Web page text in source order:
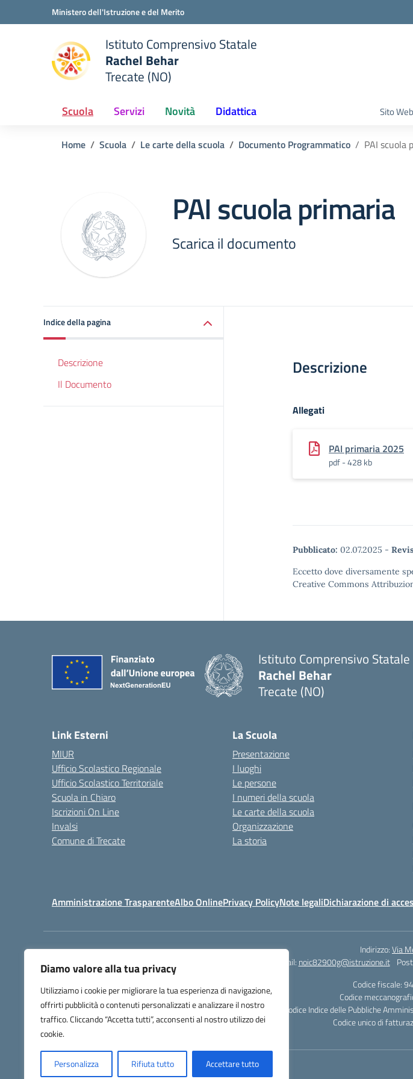
Diamo valore alla tua privacy
Utilizziamo i cookie per migliorare la tua esperienza di navigazione,
offrirti pubblicità o contenuti personalizzati e analizzare il nostro
traffico. Cliccando “Accetta tutti”, acconsenti al nostro utilizzo dei
cookie.
Personalizza Rifiuta tutto Accettare tutto
Vai ai contenuti
Vai al menu di navigazioneMinistero dell'Istruzione e del Merito
scuola
Istituto Comprensivo Statale
Rachel Behar
Trecate (NO)
Scuola Servizi Novità Didattica Sito
Home Scuola Le carte della scuola Documento Programmatico PAI scuola
PAI scuola primaria
Scarica il documento
Indice della pagina
Descrizione
Il Documento
Descrizione
Allegati
PAI primaria 2025
pdf - 428 kb
Pubblicato: 02.07.2025 -
Eccetto dove diversamente
Creative Commons
Istituto Comprensivo Statale
Rachel Behar
Trecate (NO)
Link Esterni
MIUR
Ufficio Scolastico Regionale
Ufficio Scolastico Territoriale
Scuola in Chiaro
Iscrizioni On Line
Invalsi
Comune di Trecate
La Scuola
Presentazione
I luoghi
Le persone
I numeri della scuola
Le carte della scuola
Organizzazione
La storia
Amministrazione TrasparenteAlbo OnlinePrivacy PolicyNote legaliDichiarazione di
Indirizzo:Via
Email: noic82900g@istruzione.it
Codice fiscale:
Codice
Codice Indice delle Pubbliche
Codice unico di